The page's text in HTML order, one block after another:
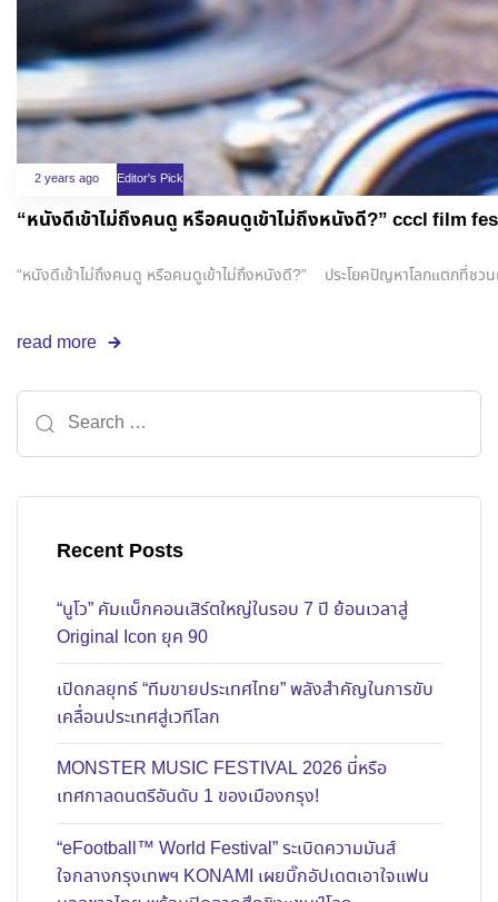
2 years ago Editor's Pick
“หนังดีเข้าไม่ถึงคนดู หรือคนดูเข้าไม่ถึงหนังดี?” cccl
“หนังดีเข้าไม่ถึงคนดู หรือคนดูเข้าไม่ถึงหนังดี?” ประโยคปัญหาโลกแตกที่ชว
read more
Recent Posts
“นูโว” คัมแบ็กคอนเสิร์ตใหญ่ในรอบ 7 ปี ย้อนเวลาสู่
Original Icon ยุค 90
เปิดกลยุทธ์ “ทีมขายประเทศไทย” พลังสำคัญในการขับ
เคลื่อนประเทศสู่เวทีโลก
MONSTER MUSIC FESTIVAL 2026 นี่หรือ
เทศกาลดนตรีอันดับ 1 ของเมืองกรุง!
“eFootball™ World Festival” ระเบิดความมันส์
ใจกลางกรุงเทพฯ KONAMI เผยบิ๊กอัปเดตเอาใจแฟน